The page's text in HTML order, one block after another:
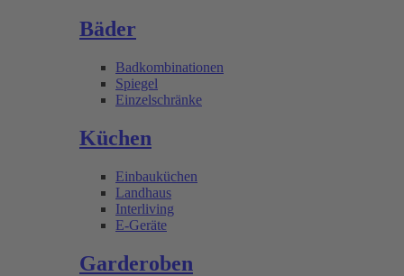
Bäder
Badkombinationen
Spiegel
Einzelschränke
Küchen
Einbauküchen
Landhaus
Interliving
E-Geräte
Garderoben